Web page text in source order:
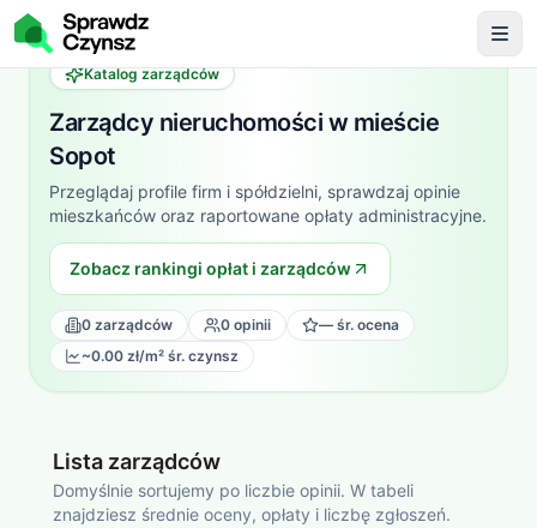
Katalog zarządców
Zarządcy nieruchomości w mieście
Sopot
Przeglądaj profile firm i spółdzielni, sprawdzaj opinie
mieszkańców oraz raportowane opłaty administracyjne.
Zobacz rankingi opłat i zarządców
0 zarządców 0 opinii — śr. ocena
~0.00 zł/m² śr. czynsz
Lista zarządców
Domyślnie sortujemy po liczbie opinii. W tabeli
znajdziesz średnie oceny, opłaty i liczbę zgłoszeń.